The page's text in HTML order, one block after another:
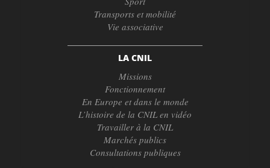
Transports et mobilité
Vie associative
LA CNIL
Missions
Fonctionnement
En Europe et dans le monde
L’histoire de la CNIL en vidéo
Travailler à la CNIL
Marchés publics
Consultations publiques